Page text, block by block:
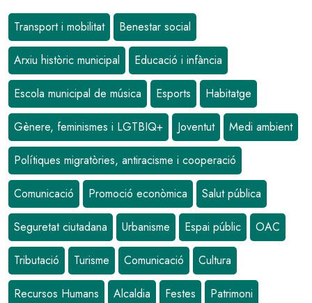
Transport i mobilitat Benestar social
Arxiu històric municipal Educació i infància
Escola municipal de música Esports Habitatge
Gènere, feminismes i LGTBIQ+ Joventut Medi ambient
Polítiques migratòries, antiracisme i cooperació
Comunicació Promoció econòmica Salut pública
Seguretat ciutadana Urbanisme Espai públic OAC
Tributació Turisme Comunicació Cultura
Recursos Humans Alcaldia Festes Patrimoni